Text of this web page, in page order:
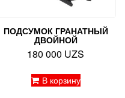
ПОДСУМОК ГРАНАТНЫЙ
ДВОЙНОЙ
180 000 UZS
В корзину